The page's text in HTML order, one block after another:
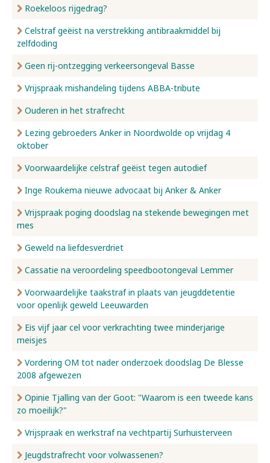
Roekeloos rijgedrag?
Celstraf geëist na verstrekking antibraakmiddel bij
zelfdoding
Geen rij-ontzegging verkeersongeval Basse
Vrijspraak mishandeling tijdens ABBA-tribute
Ouderen in het strafrecht
Lezing gebroeders Anker in Noordwolde op vrijdag 4
oktober
Voorwaardelijke celstraf geëist tegen autodief
Inge Roukema nieuwe advocaat bij Anker & Anker
Vrijspraak poging doodslag na stekende bewegingen met
mes
Geweld na liefdesverdriet
Cassatie na veroordeling speedbootongeval Lemmer
Voorwaardelijke taakstraf in plaats van jeugddetentie
voor openlijk geweld Leeuwarden
Eis vijf jaar cel voor verkrachting twee minderjarige
meisjes
Vordering OM tot nader onderzoek doodslag De Blesse
2008 afgewezen
Opinie Tjalling van der Goot: "Waarom is een tweede kans
zo moeilijk?"
Vrijspraak en werkstraf na vechtpartij Surhuisterveen
Jeugdstrafrecht voor volwassenen?